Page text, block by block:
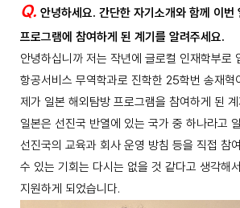
Q. 안녕하세요. 간단한 자기소개와 함께 이번
프로그램에 참여하게 된 계기를 알려주세요.
안녕하십니까 저는 작년에 글로컬 인재학부로
항공서비스 무역학과로 진학한 25학번 송재혁
제가 일본 해외탐방 프로그램을 참여하게 된
일본은 선진국 반열에 있는 국가 중 하나라고
선진국의 교육과 회사 운영 방침 등을 직접 참
수 있는 기회는 다시는 없을 것 같다고 생각해
지원하게 되었습니다.